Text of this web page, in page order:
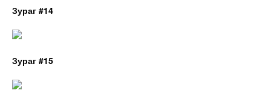
Зураг #14
Зураг #15